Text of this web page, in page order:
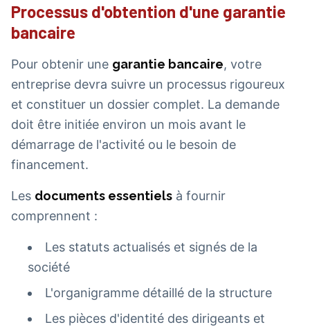
Processus d'obtention d'une garantie
bancaire
Pour obtenir une garantie bancaire, votre
entreprise devra suivre un processus rigoureux
et constituer un dossier complet. La demande
doit être initiée environ un mois avant le
démarrage de l'activité ou le besoin de
financement.
Les documents essentiels à fournir
comprennent :
Les statuts actualisés et signés de la
société
L'organigramme détaillé de la structure
Les pièces d'identité des dirigeants et